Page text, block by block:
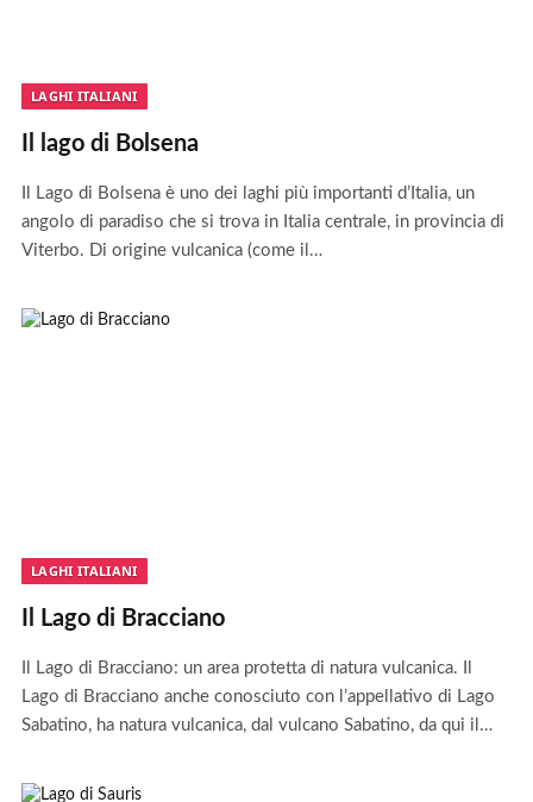
LAGHI ITALIANI
Il lago di Bolsena
Il Lago di Bolsena è uno dei laghi più importanti d’Italia, un
angolo di paradiso che si trova in Italia centrale, in provincia di
Viterbo. Di origine vulcanica (come il…
LAGHI ITALIANI
Il Lago di Bracciano
Il Lago di Bracciano: un area protetta di natura vulcanica. Il
Lago di Bracciano anche conosciuto con l’appellativo di Lago
Sabatino, ha natura vulcanica, dal vulcano Sabatino, da qui il…